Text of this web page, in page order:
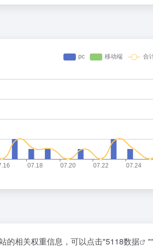
的相关权重信息，可以点击"5118数据 ""